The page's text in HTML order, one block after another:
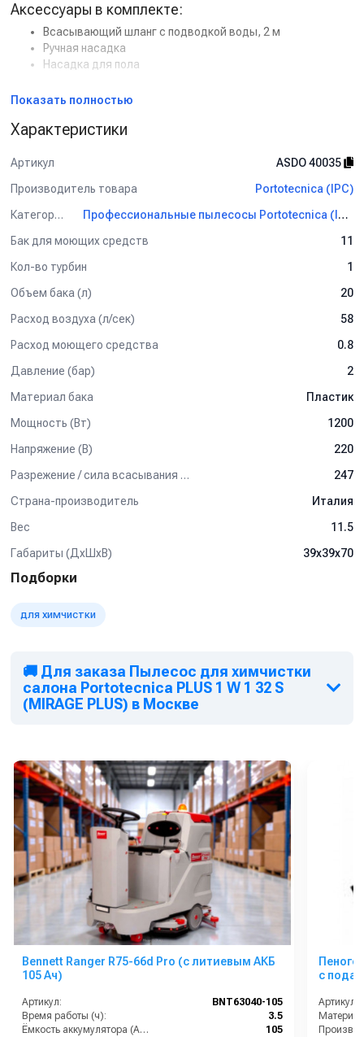
Аксессуары в комплекте:
Всасывающий шланг с подводкой воды, 2 м
Ручная насадка
Насадка для пола
Очистка текстильных автомобильных ковриков
Portotecnica PLUS 1 W 1 32 S (MIRAGE PLUS)
— компактный и
надежный моющий пылесос, идеально подходящий для
Купить Portotecnica PLUS 1 W 1 32 S (MIRAGE PLUS)
выгодной цене с доставкой по России. Подробные
Показать полностью
Характеристики
Артикул
ASDO 40035
Производитель товара
Portotecnica (IPC)
Категория
Профессиональные пылесосы Portotecnica (IPC)
Бак для моющих средств
11
Кол-во турбин
1
Объем бака (л)
20
Расход воздуха (л/сек)
58
Расход моющего средства
0.8
Давление (бар)
2
Материал бака
Пластик
Мощность (Вт)
1200
Напряжение (В)
220
Разрежение / сила всасывания (мбар)
247
Страна-производитель
Италия
Вес
11.5
Габариты (ДхШхВ)
39х39х70
Подборки
для химчистки
🚚 Для заказа Пылесос для химчистки
салона Portotecnica PLUS 1 W 1 32 S
(MIRAGE PLUS) в Москве
Bennett Ranger R75-66d Pro (с литиевым АКБ
105 Ач)
Артикул:
BNT63040-105
Время работы (ч):
3.5
Ёмкость аккумулятора (Ач):
105
с
Артикул: